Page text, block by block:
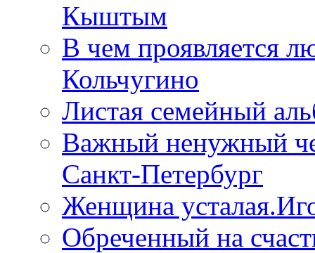
Кыштым
В чем проявляется
Кольчугино
Листая семейный
Важный ненужный
Санкт-Петербург
Женщина
Обреченный на